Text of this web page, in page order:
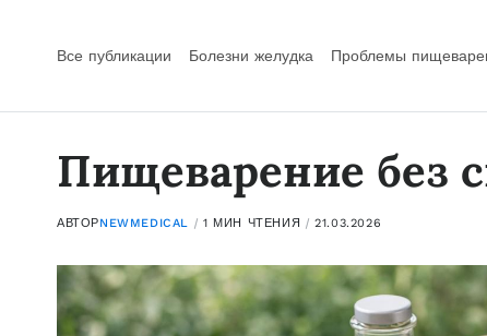
Все публикации Болезни желудка Проблемы
Пищеварение без
АВТОРNEWMEDICAL 1 МИН ЧТЕНИЯ 21.03.2026